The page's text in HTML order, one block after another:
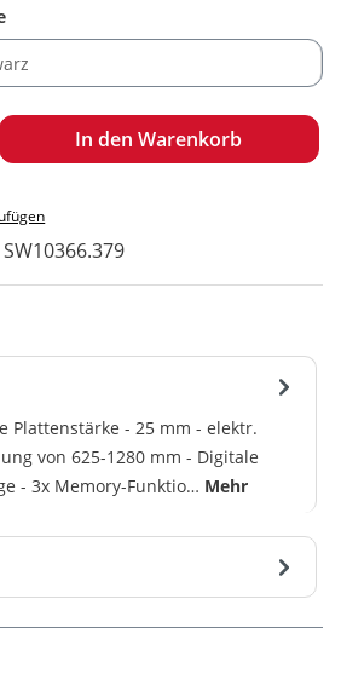
auswählen
den gewünschten Wert ein oder
In den Warenkorb
SW10366.379
Plattenstärke - 25 mm - elektr.
von 625-1280 mm - Digitale
- 3x Memory-Funktio… Mehr